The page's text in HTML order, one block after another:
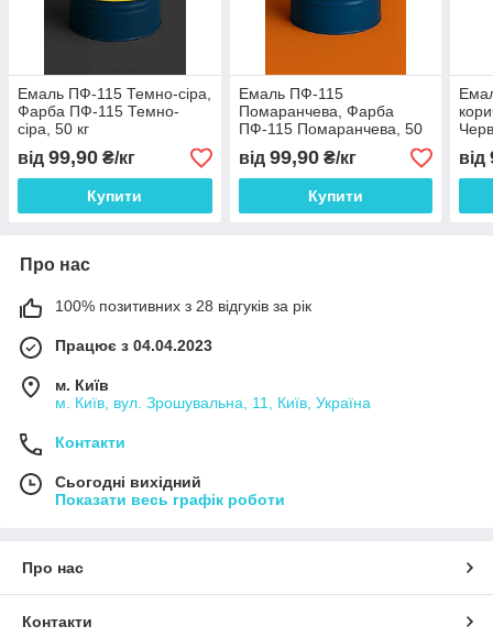
Емаль ПФ-115 Темно-сіра,
Фарба ПФ-115 Темно-
сіра, 50 кг
від 99,90 ₴/кг
Купити
Емаль ПФ-115
Помаранчева, Фарба
ПФ-115 Помаранчева, 50
від 99,90₴/кг
Купити
від
Про нас
100% позитивних з 28 відгуків за рік
Працює з 04.04.2023
м. Київ
м. Київ, вул. Зрошувальна, 11, Київ, Україна
Контакти
Сьогодні вихідний
Показати весь графік роботи
Про нас
Контакти